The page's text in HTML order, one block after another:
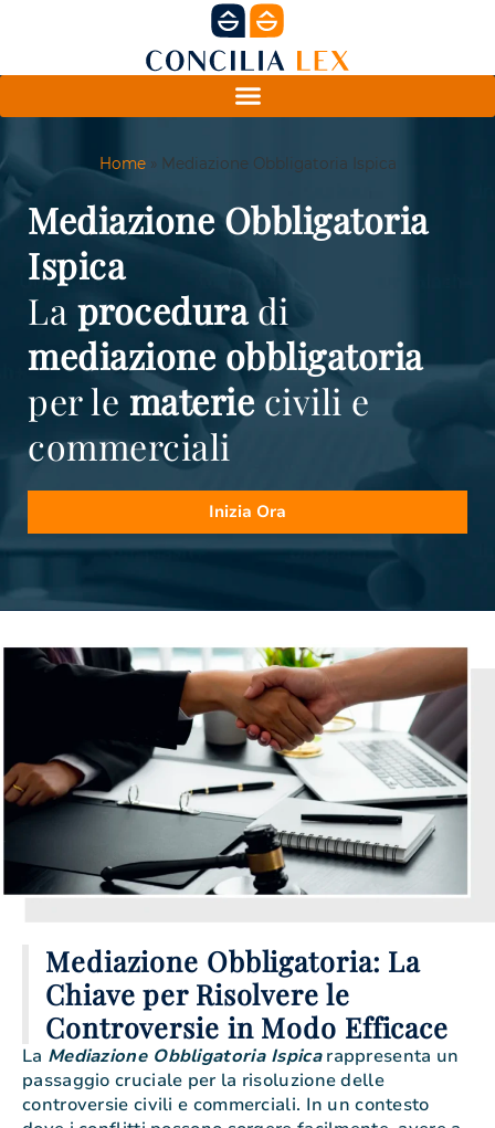
Home» Mediazione Obbligatoria Ispica
Mediazione Obbligatoria
Ispica
La proceduradi
mediazione obbligatoria
per le materiecivili e
commerciali
Inizia Ora
Mediazione Obbligatoria: La
Chiave per Risolvere le
Controversie in Modo Efficace
La Mediazione Obbligatoria Ispicarappresenta un
passaggio cruciale per la risoluzione delle
controversie civili e commerciali. In un contesto